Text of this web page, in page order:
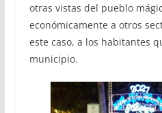
otras vistas del pueblo
económicamente a otros
este caso, a los habitantes
municipio.